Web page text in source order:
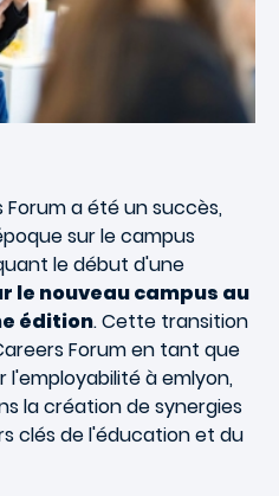
Forum a été un succès,
sur le campus
le début d'une
le nouveau campus au
édition. Cette transition
Forum en tant que
à emlyon,
la création de synergies
clés de l'éducation et du